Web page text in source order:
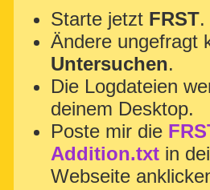
Starte jetzt FRST.
Ändere ungefragt
Untersuchen.
Die Logdateien
deinem Desktop.
Poste mir die
Addition.txt in
Webseite